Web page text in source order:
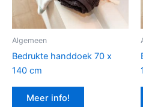
Algemeen
Bedrukte handdoek 70 x
140 cm
Meer info!